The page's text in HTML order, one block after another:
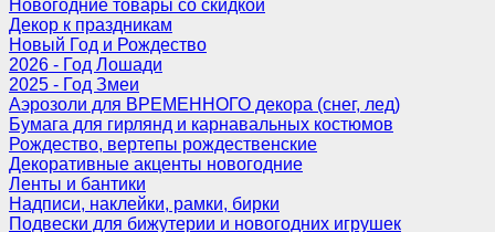
Новогодние товары со скидкой
Декор к праздникам
Новый Год и Рождество
2026 - Год Лошади
2025 - Год Змеи
Аэрозоли для ВРЕМЕННОГО декора (снег, лед)
Бумага для гирлянд и карнавальных костюмов
Рождество, вертепы рождественские
Декоративные акценты новогодние
Ленты и бантики
Надписи, наклейки, рамки, бирки
Подвески для бижутерии и новогодних игрушек